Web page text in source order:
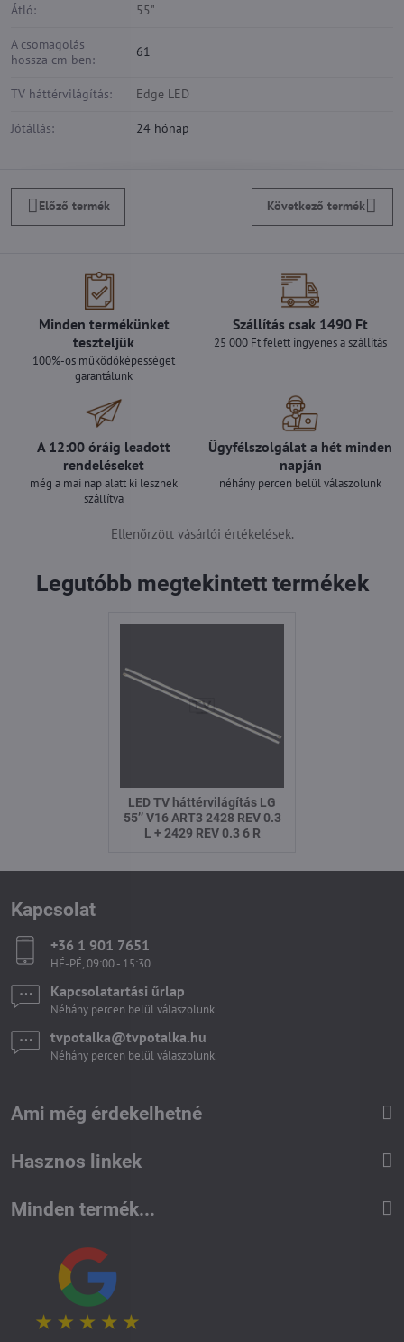
Átló: 55"
A csomagolás
hossza cm-ben:
61
TV háttérvilágítás: Edge LED
Jótállás: 24 hónap
Előző termék Következő termék
Minden termékünket
teszteljük
100%-os működőképességet
garantálunk
Szállítás csak 1490 Ft
25 000 Ft felett ingyenes a szállítás
A 12:00 óráig leadott
rendeléseket
még a mai nap alatt ki lesznek
szállítva
Ügyfélszolgálat a hét minden
napján
néhány percen belül válaszolunk
Ellenőrzött vásárlói értékelések.
Legutóbb megtekintett termékek
LED TV háttérvilágítás LG
55’’ V16 ART3 2428 REV 0.3
L + 2429 REV 0.3 6 R
Kapcsolat
+36 1 901 7651
HÉ-PÉ, 09:00 - 15:30
Kapcsolatartási űrlap
Néhány percen belül válaszolunk.
tvpotalka​@tvpotalka​.hu
Néhány percen belül válaszolunk.
Ami még érdekelhetné
Hasznos linkek
Minden termék...